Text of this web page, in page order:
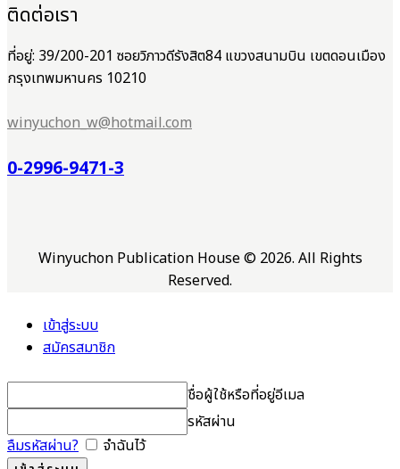
ติดต่อเรา
ที่อยู่: 39/200-201 ซอยวิภาวดีรังสิต84 แขวงสนามบิน เขตดอนเมือง
กรุงเทพมหานคร 10210
winyuchon_w@hotmail.com
0-2996-9471-3
Winyuchon Publication House © 2026. All Rights
Reserved.
เข้าสู่ระบบ
สมัครสมาชิก
ชื่อผู้ใช้หรือที่อยู่อีเมล
รหัสผ่าน
ลืมรหัสผ่าน?
จำฉันไว้